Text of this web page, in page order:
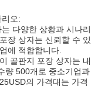
오:
다양한 상황과 시나리
장 상자는 신뢰할 수 있
에 적합합니다.
골판지 포장 상자는 내
량 500개로 중소기업과
의 가격대는 가격